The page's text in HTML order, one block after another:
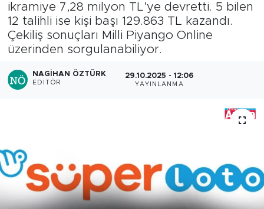
ikramiye 7,28 milyon TL’ye devretti. 5 bilen
12 talihli ise kişi başı 129.863 TL kazandı.
Çekiliş sonuçları Milli Piyango Online
üzerinden sorgulanabiliyor.
NAGIHAN ÖZTÜRK
EDITÖR
29.10.2025 - 12:06
YAYINLANMA